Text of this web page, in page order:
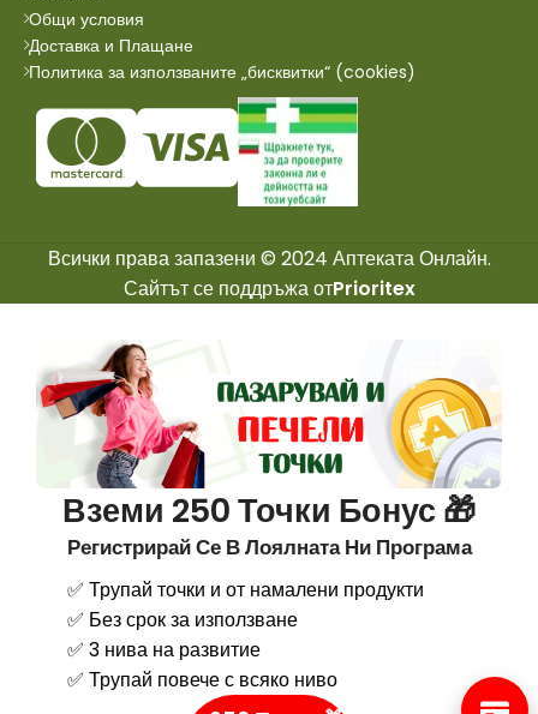
Общи условия
Доставка и Плащане
Политика за използваните „бисквитки“ (cookies)
Всички права запазени © 2024 Аптеката Онлайн.
Сайтът се поддръжа отPrioritex
Вземи 250 Точки Бонус 🎁
Регистрирай Се В Лоялната Ни Програма
✅ Трупай точки и от намалени продукти
✅ Без срок за използване
✅ 3 нива на развитие
✅ Трупай повече с всяко ниво